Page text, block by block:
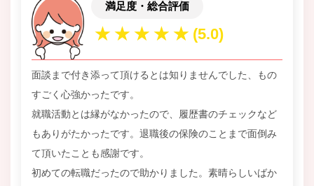
満足度・総合評価
面談まで付き添って頂けるとは知りませんでした、もの
すごく心強かったです。
就職活動とは縁がなかったので、履歴書のチェックなど
もありがたかったです。退職後の保険のことまで面倒み
て頂いたことも感謝です。
初めての転職だったので助かりました。素晴らしいばか